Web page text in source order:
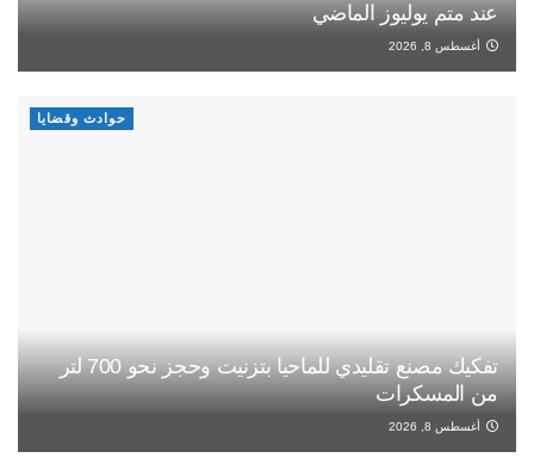
عند متم يوليوز الماضي
أغسطس 8, 2026
حوادث وقضايا
تفكيك مصنع تقليدي للماحيا بتزنيت وحجز نحو 700 لتر
من المسكرات
أغسطس 8, 2026